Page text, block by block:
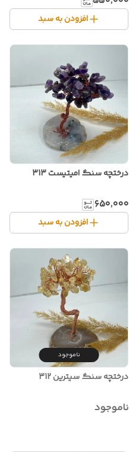
افزودن به سبد
درختچه سنگ امیتیست 313
۶۵۰٬۰۰۰
افزودن به سبد
ناموجود
درختچه سنگ سیترین 312
ناموجود